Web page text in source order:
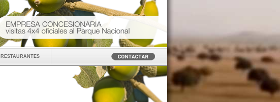
restaurantes